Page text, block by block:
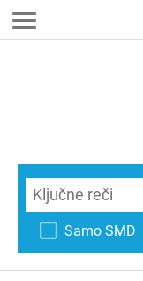
Samo SMD